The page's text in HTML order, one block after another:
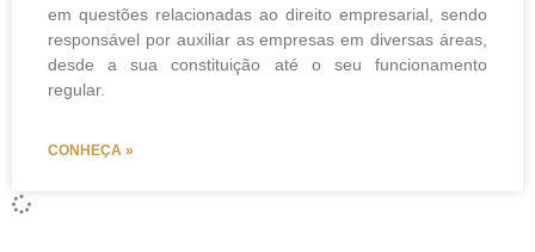
em questões relacionadas ao direito empresarial, sendo
responsável por auxiliar as empresas em diversas áreas,
desde a sua constituição até o seu funcionamento
regular.
CONHEÇA »